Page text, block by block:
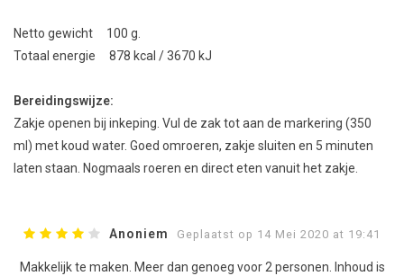
Netto gewicht 100 g.
Totaal energie 878 kcal / 3670 kJ
Bereidingswijze:
Zakje openen bij inkeping. Vul de zak tot aan de markering (350
ml) met koud water. Goed omroeren, zakje sluiten en 5 minuten
laten staan. Nogmaals roeren en direct eten vanuit het zakje.
Anoniem Geplaatst op 14 Mei 2020 at 19:41
Makkelijk te maken. Meer dan genoeg voor 2 personen. Inhoud is